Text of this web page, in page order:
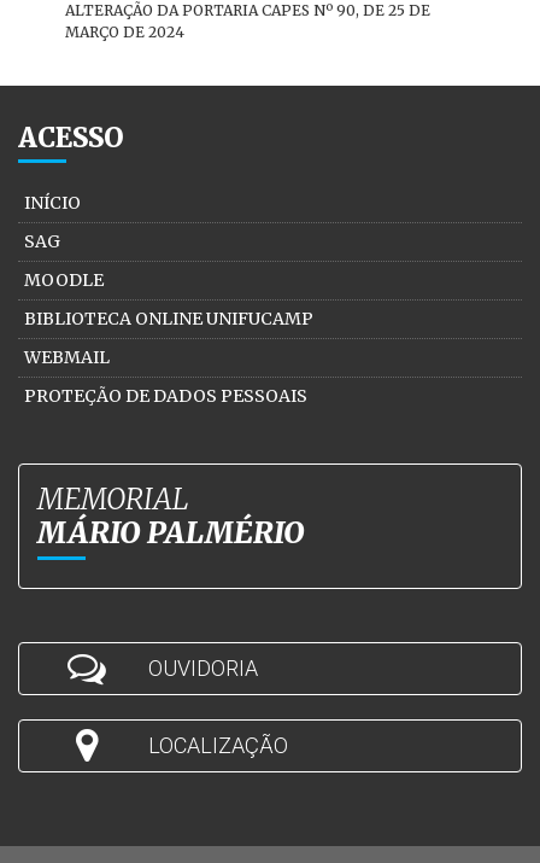
ALTERAÇÃO DA PORTARIA CAPES Nº 90, DE 25 DE
MARÇO DE 2024
ACESSO
INÍCIO
SAG
MOODLE
BIBLIOTECA ONLINE UNIFUCAMP
WEBMAIL
PROTEÇÃO DE DADOS PESSOAIS
MEMORIAL
MÁRIO PALMÉRIO
OUVIDORIA
LOCALIZAÇÃO